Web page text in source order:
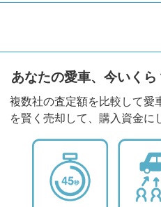
あなたの愛車、今いくら
複数社の査定額を比較して愛
を賢く売却して、購入資金に